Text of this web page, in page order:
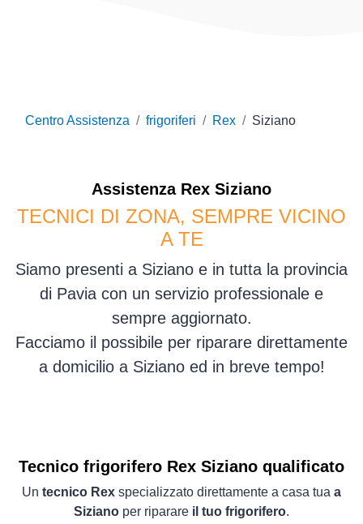
Centro Assistenza frigoriferi Rex Siziano
Assistenza Rex Siziano
TECNICI DI ZONA, SEMPRE VICINO
A TE
Siamo presenti a Siziano e in tutta la provincia
di Pavia con un servizio professionale e
sempre aggiornato.
Facciamo il possibile per riparare direttamente
a domicilio a Siziano ed in breve tempo!
Tecnico frigorifero Rex Siziano qualificato
Un tecnico Rex specializzato direttamente a casa tua a
Siziano per riparare il tuo frigorifero.